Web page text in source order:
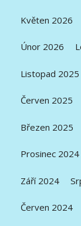
Květen 2026
Únor 2026
Listopad 2025
Červen 2025
Březen 2025
Prosinec 2024
Září 2024
Červen 2024